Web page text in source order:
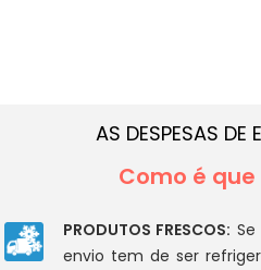
AS DESPESAS DE
Como é
PRODUTOS FRESCOS:
envio tem de ser